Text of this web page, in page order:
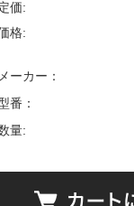
価:
格:
メーカー：
番：
量: